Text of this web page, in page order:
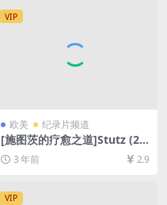
文字幕]
VIP
欧美 纪录片频道
[施图茨的疗愈之道]Stutz (20
22)[百度网盘+迅雷云盘资源1
080P超清未删减][MP4/6GB]
[中文字幕]
3 年前 2.9
VIP